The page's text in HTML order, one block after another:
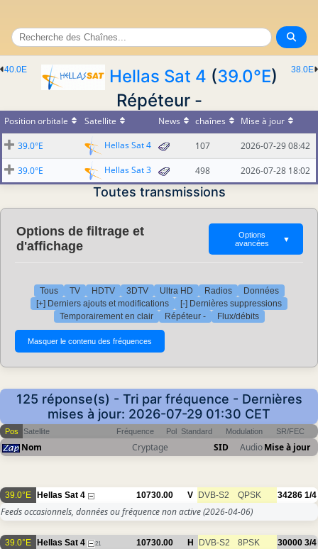
38.0E
40.0E Hellas Sat 4 (39.0°E)
Répéteur -
Position orbitale Satellite News chaînes Mise à jour
39.0°E Hellas Sat 4 107 2026-07-29 08:42
39.0°E Hellas Sat 3 498 2026-07-28 18:02
Toutes transmissions
Options de filtrage et
d'affichage
Options
avancées
▼
Tous TV HDTV 3DTV Ultra HD Radios
Données
[+] Derniers ajouts et modifications
[-] Dernières suppressions
Temporairement en clair
Répéteur - Flux/débits
125 réponse(s) - Tri par fréquence - Dernières
mises à jour: 2026-07-29 01:30 CET
Pos Satellite Fréquence Pol Standard Modulation SR/FEC
Nom Cryptage SID AudioMise à jour
39.0°E Hellas Sat 4 10730.00 V DVB-S2 QPSK 34286 1/4
Feeds occasionnels, données ou fréquence non active(2026-04-06)
39.0°E Hellas Sat 4 21 10730.00 H DVB-S2 8PSK 30000 3/4